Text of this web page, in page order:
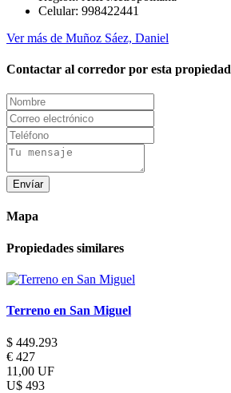
Celular: 998422441
Ver más de Muñoz Sáez, Daniel
Contactar al corredor por esta propiedad
Envíar
Mapa
Propiedades similares
Terreno en San Miguel
$ 449.293
€ 427
11,00 UF
U$ 493